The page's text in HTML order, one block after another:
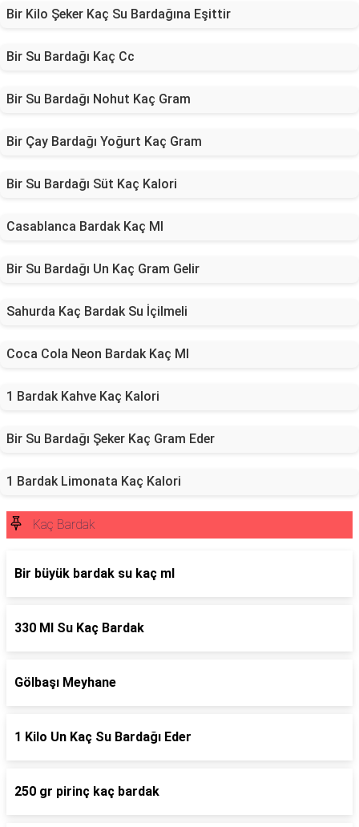
Bir Kilo Şeker Kaç Su Bardağına Eşittir
Bir Su Bardağı Kaç Cc
Bir Su Bardağı Nohut Kaç Gram
Bir Çay Bardağı Yoğurt Kaç Gram
Bir Su Bardağı Süt Kaç Kalori
Casablanca Bardak Kaç Ml
Bir Su Bardağı Un Kaç Gram Gelir
Sahurda Kaç Bardak Su İçilmeli
Coca Cola Neon Bardak Kaç Ml
1 Bardak Kahve Kaç Kalori
Bir Su Bardağı Şeker Kaç Gram Eder
1 Bardak Limonata Kaç Kalori
Kaç Bardak
Bir büyük bardak su kaç ml
330 Ml Su Kaç Bardak
Gölbaşı Meyhane
1 Kilo Un Kaç Su Bardağı Eder
250 gr pirinç kaç bardak